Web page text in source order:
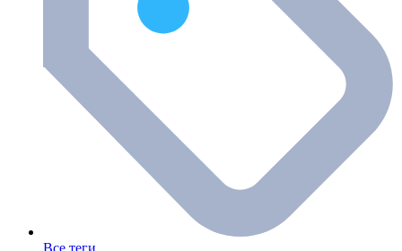
Все теги